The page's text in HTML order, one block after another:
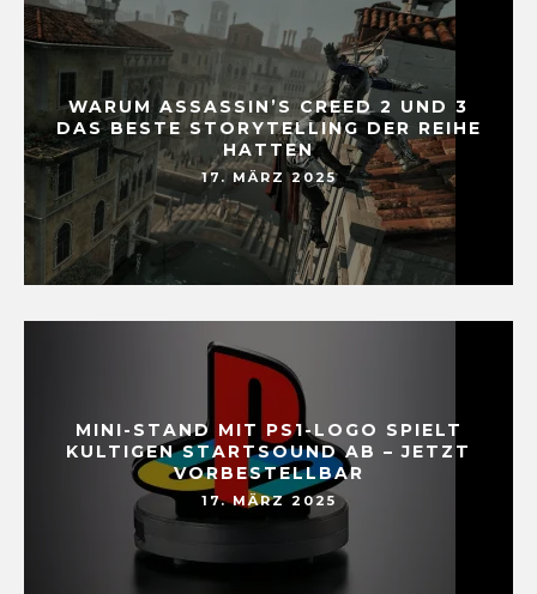
WARUM ASSASSIN’S CREED 2 UND 3
DAS BESTE STORYTELLING DER REIHE
HATTEN
17. MÄRZ 2025
MINI-STAND MIT PS1-LOGO SPIELT
KULTIGEN STARTSOUND AB – JETZT
VORBESTELLBAR
17. MÄRZ 2025